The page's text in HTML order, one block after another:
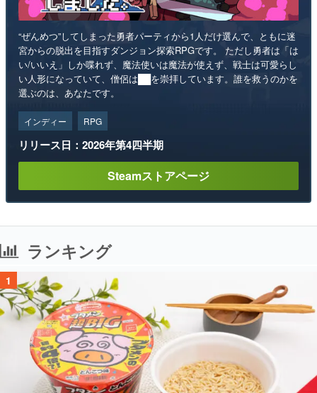
“ぜんめつ”してしまった勇者パーティから1人だけ選んで、ともに迷
宮からの脱出を目指すダンジョン探索RPGです。 ただし勇者は「は
い/いいえ」しか喋れず、魔法使いは魔法が使えず、戦士は可愛らし
い人形になっていて、僧侶は██を崇拝しています。誰を救うのかを
選ぶのは、あなたです。
インディー RPG
リリース日：2026年第4四半期
Steamストアページ
ランキング
1